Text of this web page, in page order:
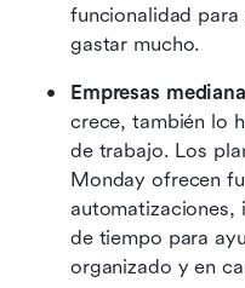
funcionalidad para
gastar mucho.
Empresas
crece, también lo
de trabajo. Los
Monday ofrecen
automatizaciones,
de tiempo para
organizado y en